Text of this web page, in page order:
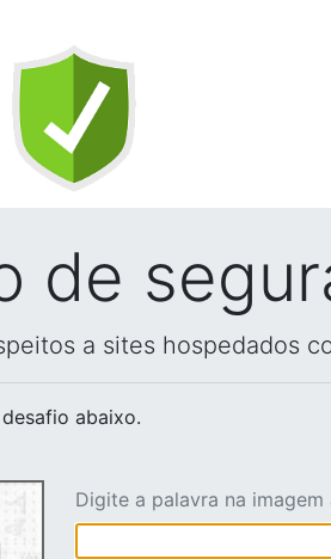
de
a sites hospedados
abaixo.
Digite a palavra na